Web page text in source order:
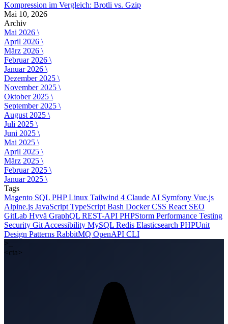
Kompression im Vergleich: Brotli vs. Gzip
Mai 10, 2026
Archiv
Mai 2026 \
April 2026 \
März 2026 \
Februar 2026 \
Januar 2026 \
Dezember 2025 \
November 2025 \
Oktober 2025 \
September 2025 \
August 2025 \
Juli 2025 \
Juni 2025 \
Mai 2025 \
April 2025 \
März 2025 \
Februar 2025 \
Januar 2025 \
Tags
Magento SQL PHPLinux Tailwind 4 Claude AI Symfony Vue.js
Alpine.js JavaScript TypeScript Bash DockerCSS React SEO
GitLab Hyvä GraphQL REST-API PHPStorm Performance Testing
Security Git Accessibility MySQL Redis Elasticsearch PHPUnit
Design Patterns RabbitMQ OpenAPI CLI
>_
<cta>